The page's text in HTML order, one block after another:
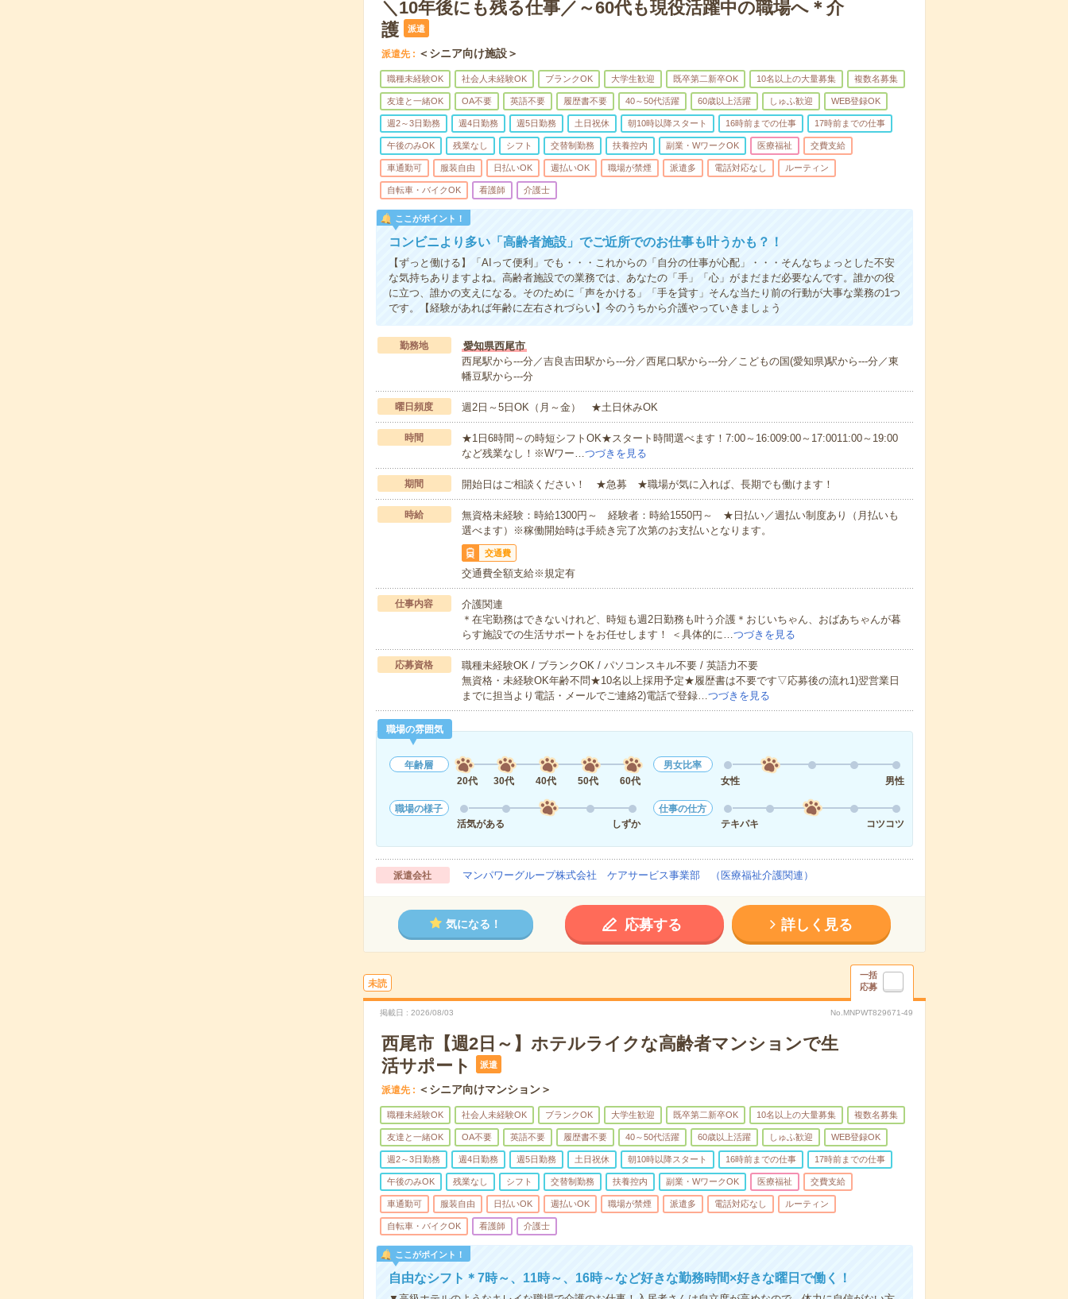
＼10年後にも残る仕事／～60代も現役活躍中の職場へ＊介
護
派遣
派遣先 ＜シニア向け施設＞
職種未経験OK 社会人未経験OK ブランクOK 大学生歓迎 既卒第二新卒OK 10名以上の大量募集 複数名募集
友達と一緒OK OA不要 英語不要 履歴書不要 40～50代活躍 60歳以上活躍 しゅふ歓迎 WEB登録OK
週2～3日勤務 週4日勤務 週5日勤務 土日祝休 朝10時以降スタート 16時前までの仕事 17時前までの仕事
午後のみOK 残業なし シフト 交替制勤務 扶養控内 副業・WワークOK 医療福祉 交費支給
車通勤可 服装自由 日払いOK 週払いOK 職場が禁煙 派遣多 電話対応なし ルーティン
自転車・バイクOK 看護師 介護士
ここがポイント！
コンビニより多い「高齢者施設」でご近所でのお仕事も叶うかも？！
【ずっと働ける】「AIって便利」でも・・・これからの「自分の仕事が心配」・・・そんなちょっとした不安
な気持ちありますよね。高齢者施設での業務では、あなたの「手」「心」がまだまだ必要なんです。誰かの役
に立つ、誰かの支えになる。そのために「声をかける」「手を貸す」そんな当たり前の行動が大事な業務の1つ
です。【経験があれば年齢に左右されづらい】今のうちから介護やっていきましょう
勤務地
愛知県西尾市
西尾駅から---分／吉良吉田駅から---分／西尾口駅から---分／こどもの国(愛知県)駅から---分／東
幡豆駅から---分
曜日頻度 週2日～5日OK（月～金） ★土日休みOK
時間
★1日6時間～の時短シフトOK★スタート時間選べます！7:00～16:009:00～17:0011:00～19:00
など残業なし！※Wワー…つづきを見る
期間 開始日はご相談ください！ ★急募 ★職場が気に入れば、長期でも働けます！
時給
無資格未経験：時給1300円～ 経験者：時給1550円～ ★日払い／週払い制度あり（月払いも
選べます）※稼働開始時は手続き完了次第のお支払いとなります。
交通費
交通費全額支給※規定有
仕事内容
介護関連
＊在宅勤務はできないけれど、時短も週2日勤務も叶う介護＊おじいちゃん、おばあちゃんが暮
らす施設での生活サポートをお任せします！ ＜具体的に…つづきを見る
応募資格
職種未経験OK / ブランクOK / パソコンスキル不要 / 英語力不要
無資格・未経験OK年齢不問★10名以上採用予定★履歴書は不要です▽応募後の流れ1)翌営業日
までに担当より電話・メールでご連絡2)電話で登録…つづきを見る
職場の雰囲気
年齢層
20代
30代 40代 50代 60代
男女比率
女性
男性
職場の様子
活気がある
しずか
仕事の仕方
テキパキ
コツコツ
派遣会社 マンパワーグループ株式会社 ケアサービス事業部 （医療福祉介護関連）
気になる！ 応募する 詳しく見る
未読
一括
応募
掲載日 2026/08/03 No.MNPWT829671-49
西尾市【週2日～】ホテルライクな高齢者マンションで生
活サポート
派遣
派遣先 ＜シニア向けマンション＞
職種未経験OK 社会人未経験OK ブランクOK 大学生歓迎 既卒第二新卒OK 10名以上の大量募集 複数名募集
友達と一緒OK OA不要 英語不要 履歴書不要 40～50代活躍 60歳以上活躍 しゅふ歓迎 WEB登録OK
週2～3日勤務 週4日勤務 週5日勤務 土日祝休 朝10時以降スタート 16時前までの仕事 17時前までの仕事
午後のみOK 残業なし シフト 交替制勤務 扶養控内 副業・WワークOK 医療福祉 交費支給
車通勤可 服装自由 日払いOK 週払いOK 職場が禁煙 派遣多 電話対応なし ルーティン
自転車・バイクOK 看護師 介護士
ここがポイント！
自由なシフト＊7時～、11時～、16時～など好きな勤務時間×好きな曜日で働く！